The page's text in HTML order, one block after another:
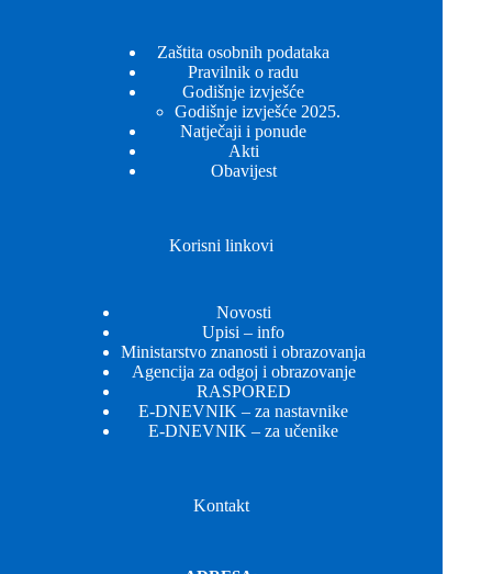
Zaštita osobnih podataka
Pravilnik o radu
Godišnje izvješće
Godišnje izvješće 2025.
Natječaji i ponude
Akti
Obavijest
Korisni linkovi
Novosti
Upisi – info
Ministarstvo znanosti i obrazovanja
Agencija za odgoj i obrazovanje
RASPORED
E-DNEVNIK – za nastavnike
E-DNEVNIK – za učenike
Kontakt